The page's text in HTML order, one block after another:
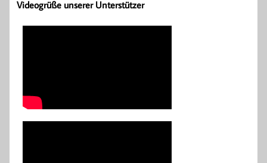
Videogrüße unserer Unterstützer